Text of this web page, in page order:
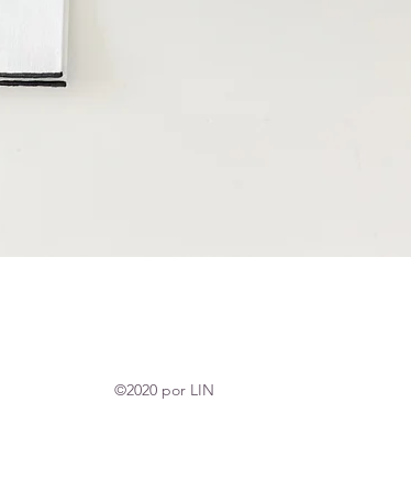
©2020 por LIN